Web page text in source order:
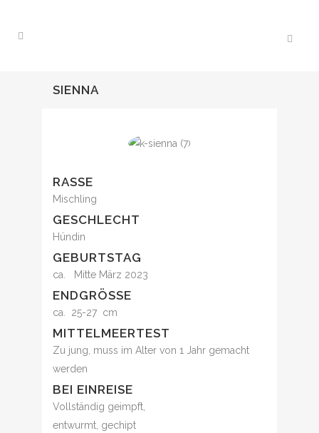
SIENNA
RASSE
Mischling
GESCHLECHT
Hündin
GEBURTSTAG
ca. Mitte März 2023
ENDGRÖSSE
ca. 25-27 cm
MITTELMEERTEST
Zu jung, muss im Alter von 1 Jahr gemacht
werden
BEI EINREISE
Vollständig geimpft,
entwurmt, gechipt